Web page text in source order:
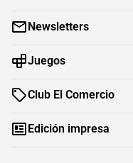
Newsletters
Juegos
Club El Comercio
Edición impresa